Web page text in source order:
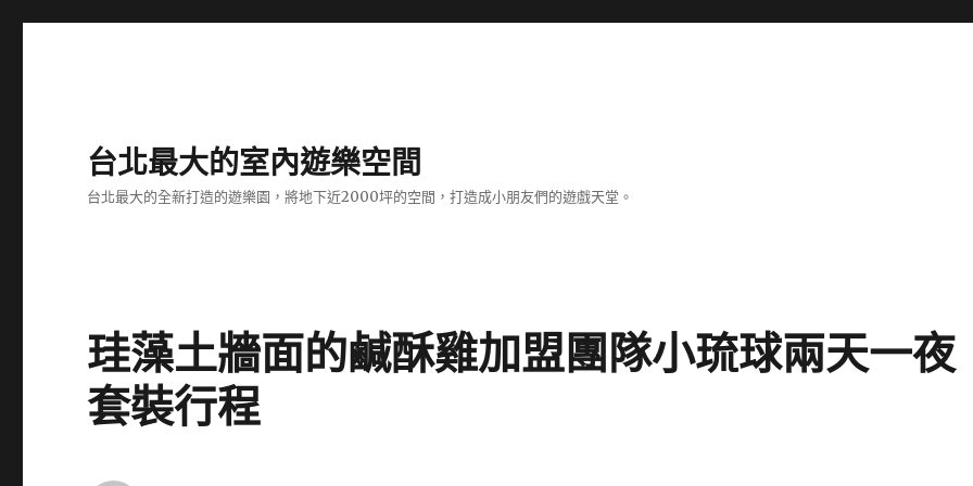
台北最大的室內遊樂空間
台北最大的全新打造的遊樂園，將地下近2000坪的空間，打造成小朋友們的遊戲天堂。
珪藻土牆面的鹹酥雞加盟團隊小琉球兩天一夜
套裝行程